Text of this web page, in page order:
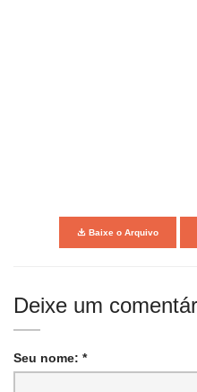
Baixe o Arquivo
Deixe um
Seu nome: *